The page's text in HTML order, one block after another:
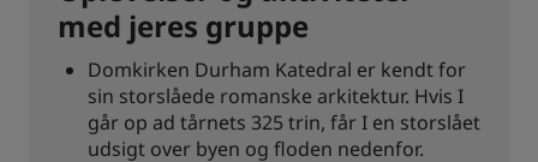
med jeres gruppe
Domkirken Durham Katedral er kendt for
sin storslåede romanske arkitektur. Hvis I
går op ad tårnets 325 trin, får I en storslået
udsigt over byen og floden nedenfor.